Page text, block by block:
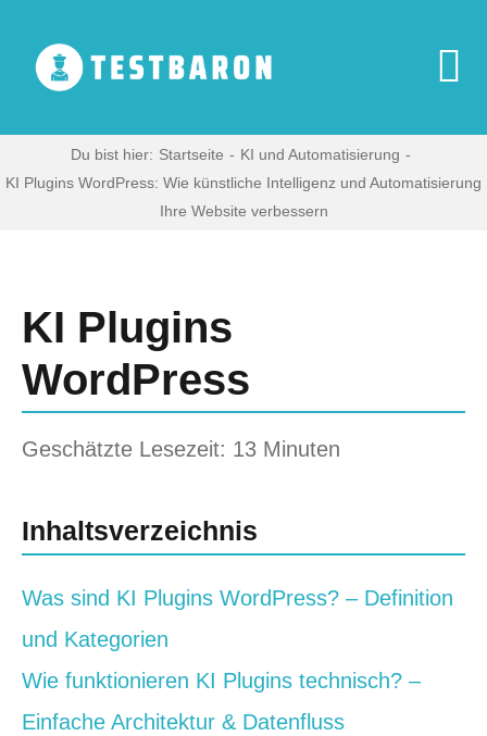
springen
Multimedia
Blog
Du bist hier: Startseite
KI und Automatisierung
KI Plugins WordPress: Wie künstliche Intelligenz und Automatisierung
Ihre Website verbessern
KI Plugins
WordPress
Geschätzte Lesezeit: 13 Minuten
Inhaltsverzeichnis
Was sind KI Plugins WordPress? – Definition
und Kategorien
Wie funktionieren KI Plugins technisch? –
Einfache Architektur & Datenfluss